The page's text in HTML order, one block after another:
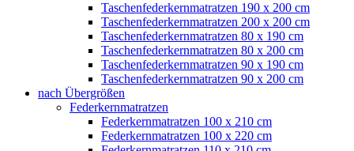
Taschenfederkernmatratzen 190 x 200 cm
Taschenfederkernmatratzen 200 x 200 cm
Taschenfederkernmatratzen 80 x 190 cm
Taschenfederkernmatratzen 80 x 200 cm
Taschenfederkernmatratzen 90 x 190 cm
Taschenfederkernmatratzen 90 x 200 cm
nach Übergrößen
Federkernmatratzen
Federkernmatratzen 100 x 210 cm
Federkernmatratzen 100 x 220 cm